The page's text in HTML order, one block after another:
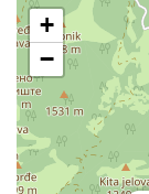
+
−